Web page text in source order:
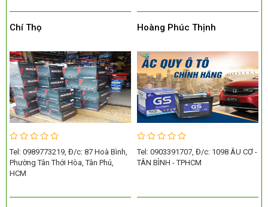
Chí Thọ
Tel: 0989773219, Đ/c: 87 Hoà Bình,
Phường Tân Thới Hòa, Tân Phú,
HCM
Hoàng Phúc Thịnh
Tel: 0903391707, Đ/c: 1098 ÂU CƠ -
TÂN BÌNH - TPHCM